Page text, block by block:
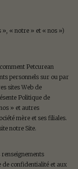
« notre » et « nos »)
Petcurean
personnels sur ou par
sites Web de
Politique de
» et autres
mère et ses filiales.
notre Site.
de confidentialité et aux